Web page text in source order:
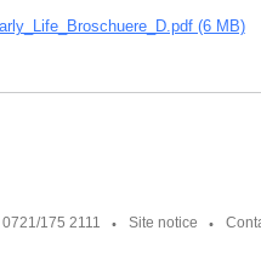
(6 MB)
0721/175 2111 Site notice